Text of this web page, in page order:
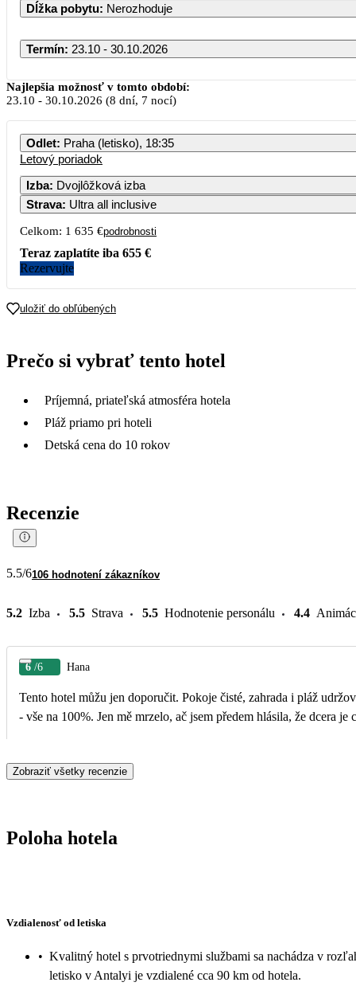
Dĺžka pobytu: Nerozhoduje
Termín: 23.10 - 30.10.2026
Najlepšia možnosť v tomto období:
23.10 - 30.10.2026 (8 dní, 7 nocí)
Odlet: Praha (letisko), 18:35
Letový poriadok
Izba: Dvojlôžková izba
Strava: Ultra all inclusive
Celkom: 1 635 €podrobnosti
Teraz zaplatíte iba 655 €
Rezervujte
uložiť do obľúbených
Prečo si vybrať tento hotel
Príjemná, priateľská atmosféra hotela
Pláž priamo pri hoteli
Detská cena do 10 rokov
Recenzie
5.5/6106 hodnotení zákazníkov
5.2 Izba 5.5 Strava 5.5 Hodnotenie personálu 4.4
6 /6 Hana
Tento hotel můžu jen doporučit. Pokoje čisté, zahrada i pláž
- vše na 100%. Jen mě mrzelo, ač jsem předem hlásila, že dcera
Zobraziť všetky recenzie
Poloha hotela
Vzdialenosť od letiska
• Kvalitný hotel s prvotriednymi službami sa nachádza v
letisko v Antalyi je vzdialené cca 90 km od hotela.